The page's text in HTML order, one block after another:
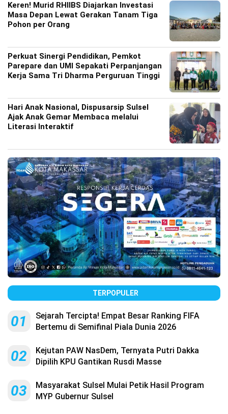
Keren! Murid RHIIBS Diajarkan Investasi
Masa Depan Lewat Gerakan Tanam Tiga
Pohon per Orang
Perkuat Sinergi Pendidikan, Pemkot
Parepare dan UMI Sepakati Perpanjangan
Kerja Sama Tri Dharma Perguruan Tinggi
Hari Anak Nasional, Dispusarsip Sulsel
Ajak Anak Gemar Membaca melalui
Literasi Interaktif
TERPOPULER
01
Sejarah Tercipta! Empat Besar Ranking FIFA
Bertemu di Semifinal Piala Dunia 2026
02
Kejutan PAW NasDem, Ternyata Putri Dakka
Dipilih KPU Gantikan Rusdi Masse
03
Masyarakat Sulsel Mulai Petik Hasil Program
MYP Gubernur Sulsel